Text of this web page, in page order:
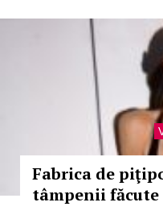
Fabrica de
tâmpenii făcute